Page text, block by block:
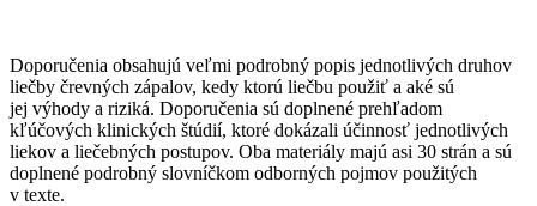
Doporučenia obsahujú veľmi podrobný popis jednotlivých druhov
liečby črevných zápalov, kedy ktorú liečbu použiť a aké sú
jej výhody a riziká. Doporučenia sú doplnené prehľadom
kľúčových klinických štúdií, ktoré dokázali účinnosť jednotlivých
liekov a liečebných postupov. Oba materiály majú asi 30 strán a sú
doplnené podrobný slovníčkom odborných pojmov použitých
v texte.